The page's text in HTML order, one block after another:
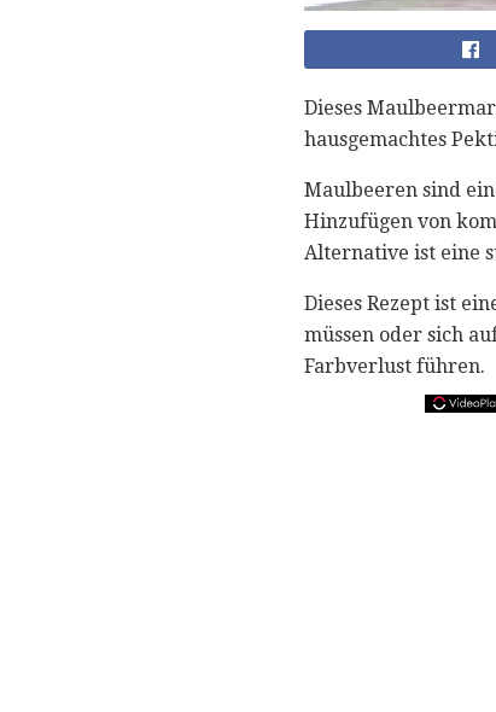
Dieses
hausgemachtes
Maulbeeren sind
Hinzufügen von
Alternative ist eine
Dieses Rezept ist
müssen oder sich
Farbverlust führen.